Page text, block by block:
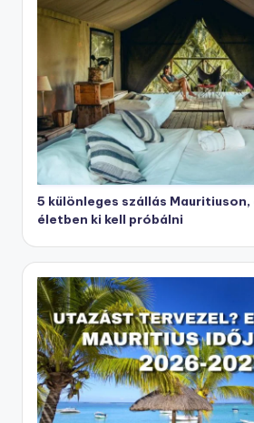
5 különleges szállás Mauritiuson,
életben ki kell próbálni